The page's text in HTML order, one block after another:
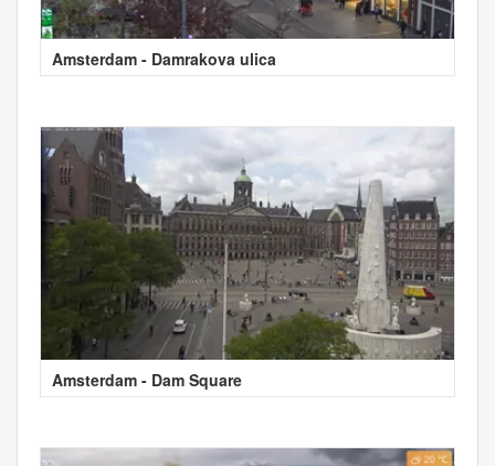
Amsterdam - Damrakova ulica
Amsterdam - Dam Square